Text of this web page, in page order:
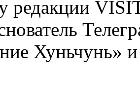
редакции
Хуньчунь»